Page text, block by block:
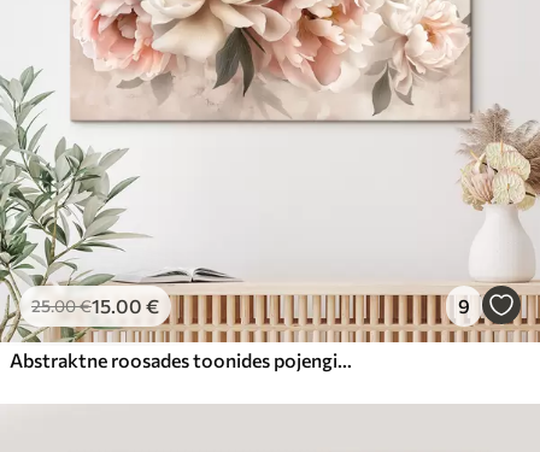
25.00€15.00 € 9
Abstraktne roosades toonides pojengide kimp